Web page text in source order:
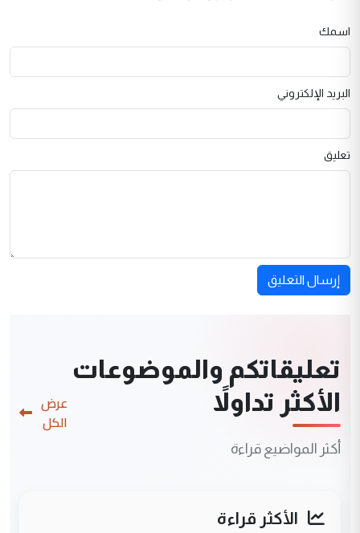
اسمك
البريد الإلكتروني
تعليق
إرسال التعليق
تعليقاتكم والموضوعات
الأكثر تداولاً
أكثر المواضيع قراءة
عرض
الكل
الأكثر قراءة